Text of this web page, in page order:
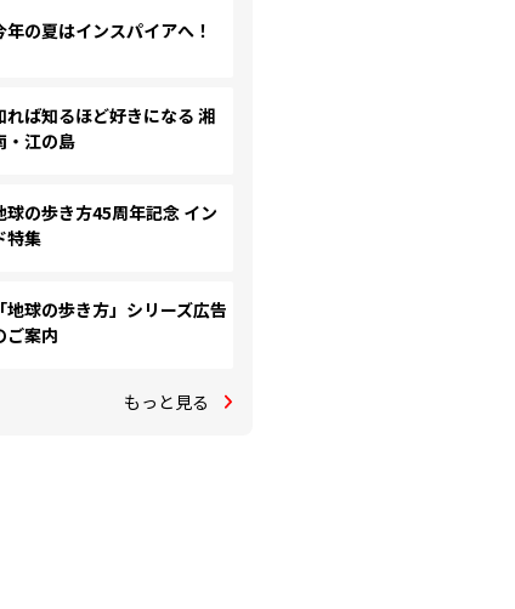
年の夏はインスパイアへ！
れば知るほど好きになる 湘
・江の島
球の歩き方45周年記念 イン
特集
「地球の歩き方」シリーズ広告
ご案内
もっと見る